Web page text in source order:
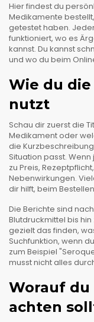
Hier findest du
Medikamente
getestet haben.
funktioniert, wo es
kannst. Du kannst
und wo du beim
Wie du
nutzt
Schau dir zuerst die
Medikament oder
die
Situation passt.
zu Preis,
Nebenwirkungen.
dir hilft, beim
Die Berichte sind
Blutdruckmittel bis
gezielt das finden,
Suchfunktion, wenn
zum Beispiel
musst nicht alles
Worauf du
achten